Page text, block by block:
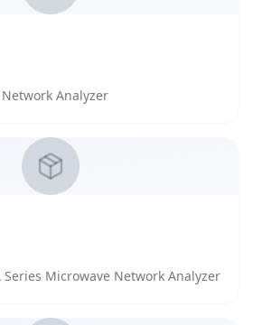
Network Analyzer
Series Microwave Network Analyzer